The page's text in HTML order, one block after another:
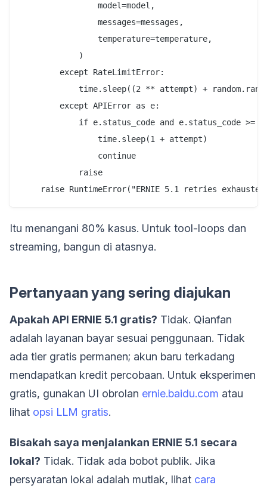
                model=model,
                messages=messages,
                temperature=temperature,
            )
        except RateLimitError:
time.sleep((2 ** attempt) +
        except APIError as e:
if e.status_code and e.status_code >=
                time.sleep(1 + attempt)
                continue
            raise
Itu menangani 80% kasus. Untuk tool-loops dan
streaming, bangun di atasnya.
Pertanyaan yang sering diajukan
Apakah API ERNIE 5.1 gratis? Tidak. Qianfan
adalah layanan bayar sesuai penggunaan. Tidak
ada tier gratis permanen; akun baru terkadang
mendapatkan kredit percobaan. Untuk eksperimen
gratis, gunakan UI obrolan ernie.baidu.com atau
lihat opsi LLM gratis.
Bisakah saya menjalankan ERNIE 5.1 secara
lokal? Tidak. Tidak ada bobot publik. Jika
persyaratan lokal adalah mutlak, lihat cara